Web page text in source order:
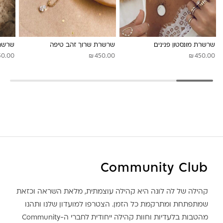
שרשרת מונסטון פנינים
₪ 450.00
שרשרת שרוך זהב טיפה
₪ 450.00
Community Club
קהילה של לה לונה היא קהילה עוצמתית, מלאת השראה וכזאת
שמתפתחת ומתרקמת כל הזמן. הצטרפו למועדון שלנו ותהנו
מהטבות בלעדיות וחוות קהילה ייחודית לחברי ה-Community